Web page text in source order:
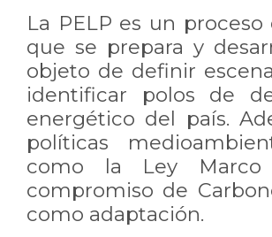
La PELP es un
que se prepara y
objeto de definir
identificar polos de
energético del país.
políticas
como la Ley
compromiso de
como adaptación.